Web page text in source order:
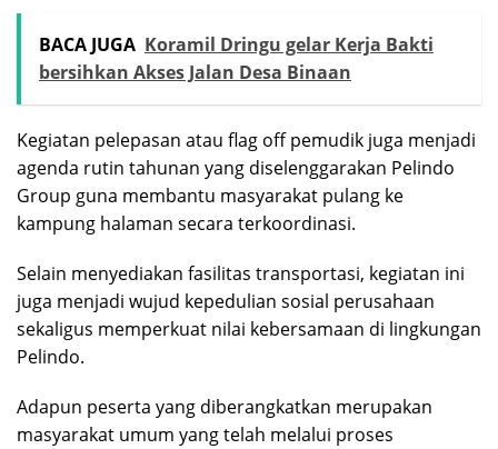
BACA JUGA Koramil Dringu gelar Kerja Bakti
bersihkan Akses Jalan Desa Binaan
Kegiatan pelepasan atau flag off pemudik juga menjadi
agenda rutin tahunan yang diselenggarakan Pelindo
Group guna membantu masyarakat pulang ke
kampung halaman secara terkoordinasi.
Selain menyediakan fasilitas transportasi, kegiatan ini
juga menjadi wujud kepedulian sosial perusahaan
sekaligus memperkuat nilai kebersamaan di lingkungan
Pelindo.
Adapun peserta yang diberangkatkan merupakan
masyarakat umum yang telah melalui proses